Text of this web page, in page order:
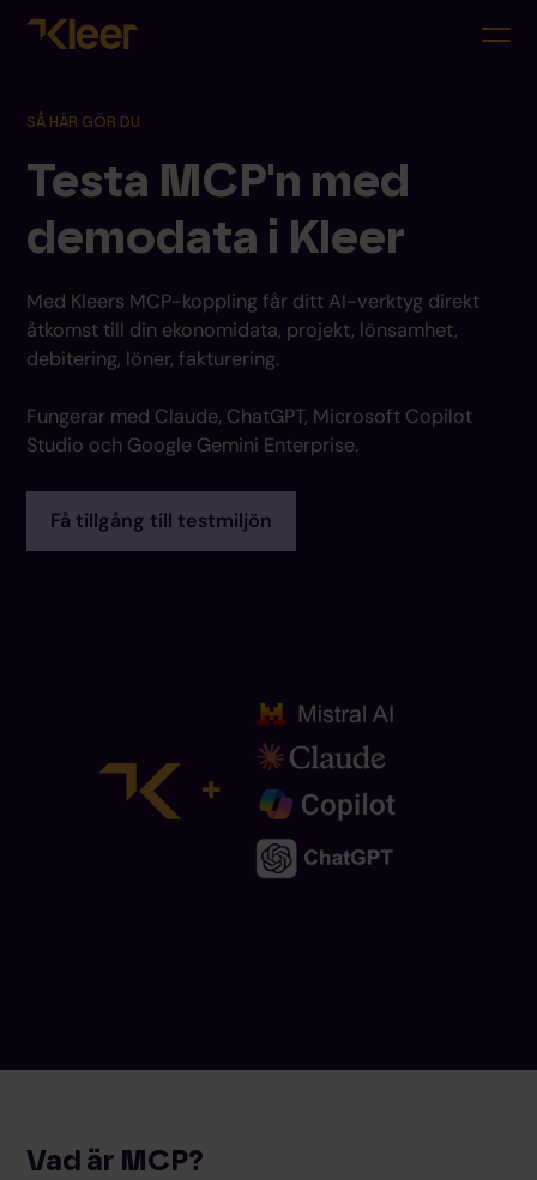
SÅ HÄR GÖR DU
Testa MCP'n med
demodata i Kleer
Med Kleers MCP-koppling får ditt AI-verktyg direkt
åtkomst till din ekonomidata, projekt, lönsamhet,
debitering, löner, fakturering.
Fungerar med Claude, ChatGPT, Microsoft Copilot
Studio och Google Gemini Enterprise.
Få tillgång till testmiljön
Vad är MCP?